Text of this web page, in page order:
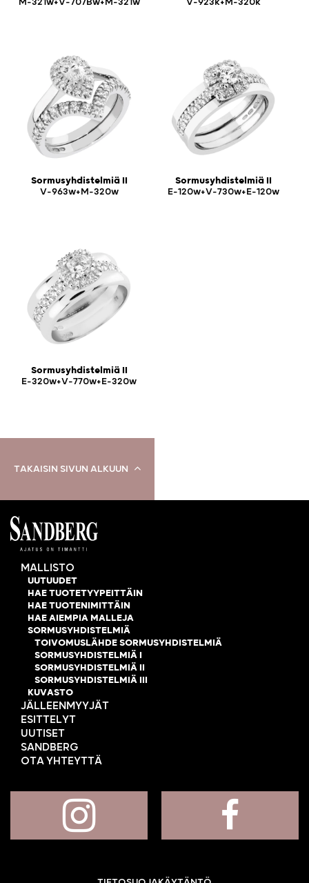
Sormusyhdistelmiä II
V-963w+M-320w
Sormusyhdistelmiä II
E-120w+V-730w+E-120w
Sormusyhdistelmiä II
E-320w+V-770w+E-320w
TAKAISIN SIVUN ALKUUN
MALLISTO
UUTUUDET
HAE TUOTETYYPEITTÄIN
HAE TUOTENIMITTÄIN
HAE AIEMPIA MALLEJA
SORMUSYHDISTELMIÄ
TOIVOMUSLÄHDE SORMUSYHDISTELMIÄ
SORMUSYHDISTELMIÄ I
SORMUSYHDISTELMIÄ II
SORMUSYHDISTELMIÄ III
KUVASTO
JÄLLEENMYYJÄT
ESITTELYT
UUTISET
SANDBERG
OTA YHTEYTTÄ